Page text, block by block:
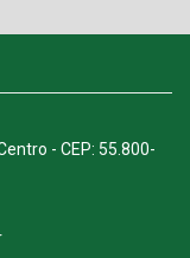
- CEP: 55.800-